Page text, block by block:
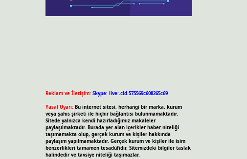
Reklam ve İletişim: Skype: live:.cid.575569c608265c69
Yasal Uyarı: Bu internet sitesi, herhangi bir marka, kurum
veya şahıs şirketi ile hiçbir bağlantısı bulunmamaktadır.
Sitede yalnızca kendi hazırladığımız makaleler
paylaşılmaktadır. Burada yer alan içerikler haber niteliği
taşımamakta olup, gerçek kurum ve kişiler hakkında
paylaşım yapılmamaktadır. Gerçek kurum ve kişiler ile isim
benzerlikleri tamamen tesadüfidir. Sitemizdeki bilgiler taslak
halindedir ve tavsiye niteliği taşımazlar.